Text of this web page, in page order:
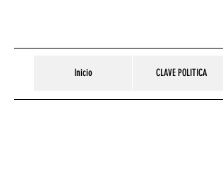
Inicio CLAVE POLITICA